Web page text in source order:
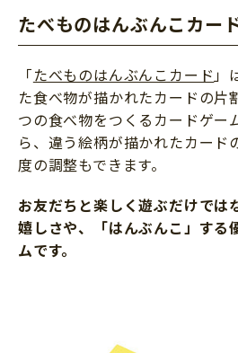
たべものはんぶんこカー
「たべものはんぶんこカード」
た食べ物が描かれたカードの片
つの食べ物をつくるカードゲー
ら、違う絵柄が描かれたカード
度の調整もできます。
お友だちと楽しく遊ぶだけでは
嬉しさや、「はんぶんこ」する
ムです。